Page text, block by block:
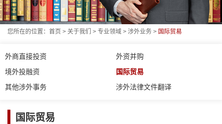
您所在的位置： 首页 > 关于我们 > 专业领域 > 涉外业务 > 国际贸易
外商直接投资
外资并购
境外投融资
国际贸易
其他涉外事务
涉外法律文件翻译
国际贸易